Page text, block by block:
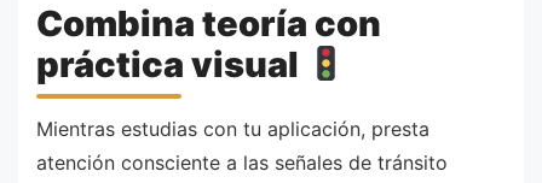
Combina teoría con
práctica visual
Mientras estudias con tu aplicación, presta
atención consciente a las señales de tránsito